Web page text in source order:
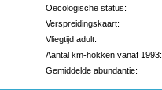
Oecologische status:
Verspreidingskaart:
Vliegtijd adult:
Aantal km-hokken vanaf 1993:
Gemiddelde abundantie: